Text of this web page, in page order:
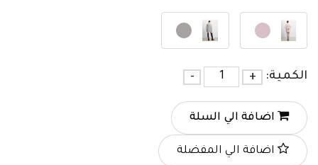
الكمية: +
-
اضافة الي السلة
اضافة الي المفضلة